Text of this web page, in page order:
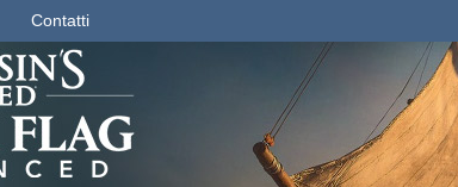
Contatti